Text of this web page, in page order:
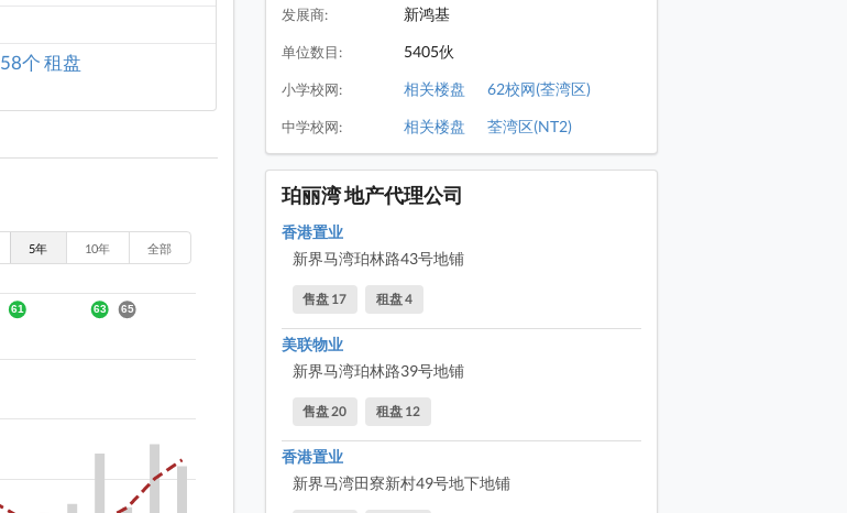
58个 租盘
5年 10年 全部
发展商: 新鸿基
单位数目: 5405伙
小学校网: 相关楼盘 62校网(荃湾区)
中学校网: 相关楼盘 荃湾区(NT2)
珀丽湾 地产代理公司
香港置业
新界马湾珀林路43号地铺
售盘 17 租盘 4
美联物业
新界马湾珀林路39号地铺
售盘 20 租盘 12
香港置业
新界马湾田寮新村49号地下地铺